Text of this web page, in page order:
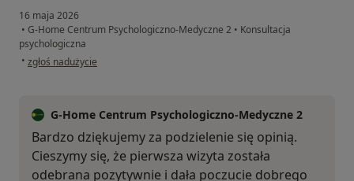
16 maja 2026
• G-Home Centrum Psychologiczno-Medyczne 2 • Konsultacja
psychologiczna
• w opinii użytkownika Tomasz
zgłoś nadużycie
G-Home Centrum Psychologiczno-Medyczne 2
Bardzo dziękujemy za podzielenie się opinią.
Cieszymy się, że pierwsza wizyta została
odebrana pozytywnie i dała poczucie dobrego